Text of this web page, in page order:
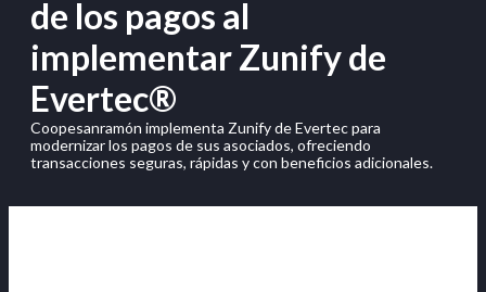
de los pagos al
implementar Zunify de
Evertec®
Coopesanramón implementa Zunify de Evertec para
modernizar los pagos de sus asociados, ofreciendo
transacciones seguras, rápidas y con beneficios adicionales.